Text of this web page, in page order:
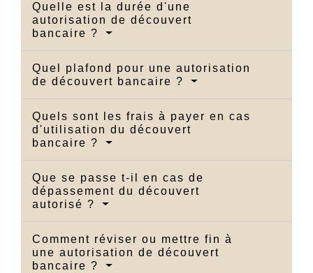
Quelle est la durée d'une
autorisation de découvert
bancaire ?
Quel plafond pour une autorisation
de découvert bancaire ?
Quels sont les frais à payer en cas
d'utilisation du découvert
bancaire ?
Que se passe t-il en cas de
dépassement du découvert
autorisé ?
Comment réviser ou mettre fin à
une autorisation de découvert
bancaire ?